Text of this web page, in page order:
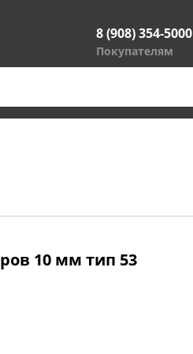
8 (908) 354-5000
Покупателям
10 мм тип 53